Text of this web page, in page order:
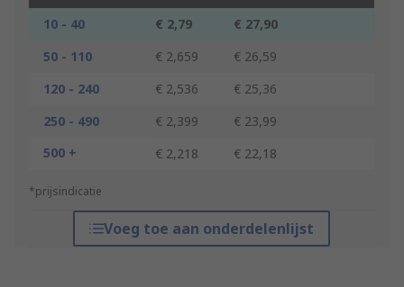
10 - 40 € 2,79
€ 27,90
50 - 110
€ 2,659
€ 26,59
120 - 240
€ 2,536
€ 25,36
250 - 490
€ 2,399
€ 23,99
500 +
€ 2,218 € 22,18
*prijsindicatie
Voeg toe aan onderdelenlijst